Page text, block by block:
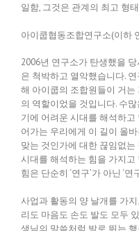
일함, 그것은 관계의 최고 형
아이쿱협동조합연구소(이하
2006년 연구소가 탄생했을
은 척박하고 열악했습니다.
해 아이쿱의 조합원들이 거
의 역할이었을 것입니다. 수
기에 어려운 시대를 해석하
어가는 우리에게 이 길이 올
맞는 것인가에 대한 끊임없
시대를 해석하는 힘을 가지
힘은 단순히 ‘연구’가 아닌 ‘
사업과 활동의 양 날개를 가
리도 마음도 손도 발도 모두
생님의 말씀처럼 발로 뛰는